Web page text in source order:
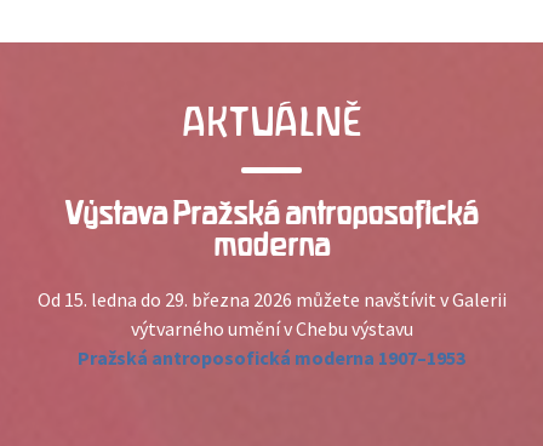
AKTUÁLNĚ
Výstava Pražská antroposofická
moderna
Od 15. ledna do 29. března 2026 můžete navštívit v Galerii
výtvarného umění v Chebu výstavu
Pražská antroposofická moderna 1907–1953